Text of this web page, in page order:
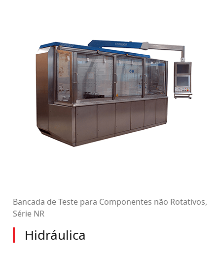
Bancada de Teste para Componentes não Rotativos,
Série NR
Hidráulica